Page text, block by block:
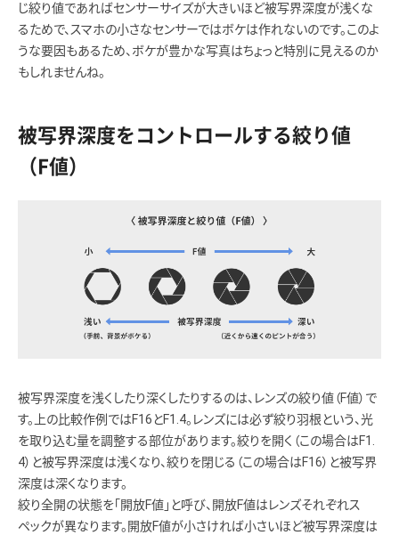
じ絞り値であればセンサーサイズが大きいほど被写界深度が浅くな
るためで、スマホの小さなセンサーではボケは作れないのです。このよ
うな要因もあるため、ボケが豊かな写真はちょっと特別に見えるのか
もしれませんね。
被写界深度をコントロールする絞り値
（F値）
被写界深度を浅くしたり深くしたりするのは、レンズの絞り値（F値）で
す。上の比較作例ではF16とF1.4。レンズには必ず絞り羽根という、光
を取り込む量を調整する部位があります。絞りを開く（この場合はF1.
4）と被写界深度は浅くなり、絞りを閉じる（この場合はF16）と被写界
深度は深くなります。
絞り全開の状態を「開放F値」と呼び、開放F値はレンズそれぞれス
ペックが異なります。開放F値が小さければ小さいほど被写界深度は